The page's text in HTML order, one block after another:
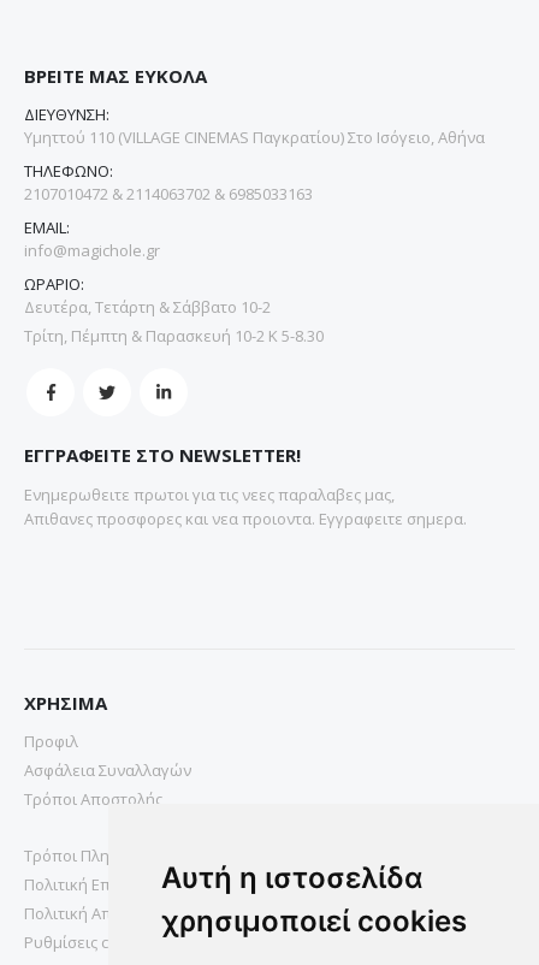
Αυτή η ιστοσελίδα
χρησιμοποιεί cookies
ΒΡΕΙΤΕ ΜΑΣ ΕΥΚΟΛΑ
ΔΙΕΥΘΥΝΣΗ:
Υμηττού 110 (VILLAGE CINEMAS Παγκρατίου) Στο Ισόγειο, Αθήνα
ΤΗΛΕΦΩΝΟ:
2107010472 & 2114063702 & 6985033163
EMAIL:
info@magichole.gr
ΩΡΑΡΙΟ:
Δευτέρα, Τετάρτη & Σάββατο 10-2
Τρίτη, Πέμπτη & Παρασκευή 10-2 Κ 5-8.30
ΕΓΓΡΑΦΕΙΤΕ ΣΤΟ NEWSLETTER!
Ενημερωθειτε πρωτοι για τις νεες παραλαβες μας,
Απιθανες προσφορες και νεα προιοντα. Εγγραφειτε σημερα.
ΧΡΗΣΙΜΑ
Προφιλ
Ασφάλεια Συναλλαγών
Τρόποι Αποστολής
Τρόποι Πληρωμής
Πολιτική Επιστροφών
Πολιτική Απορρήτου
Ρυθμίσεις cookies